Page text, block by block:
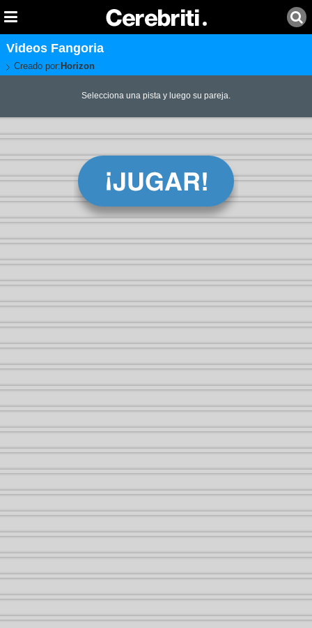
Videos Fangoria
Creado por: Horizon
Selecciona una pista y luego su pareja.